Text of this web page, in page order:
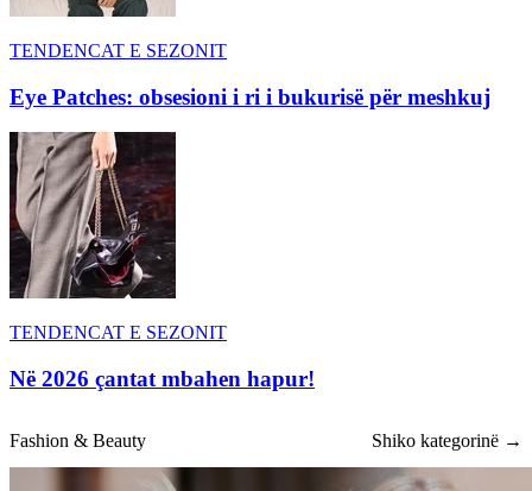
TENDENCAT E SEZONIT
Eye Patches: obsesioni i ri i bukurisë për meshkuj
TENDENCAT E SEZONIT
Në 2026 çantat mbahen hapur!
Fashion & Beauty Shiko kategorinë →